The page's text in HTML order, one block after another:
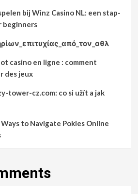
bij Winz Casino NL: een stap-
beginners
casino en ligne : comment
des jeux
tower-cz.com: co si užít a jak
to Navigate Pokies Online